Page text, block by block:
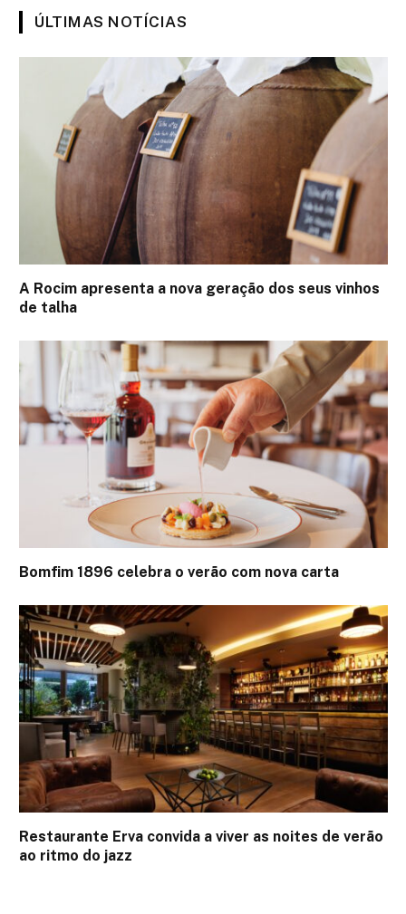
ÚLTIMAS NOTÍCIAS
A Rocim apresenta a nova geração dos seus vinhos
de talha
Bomfim 1896 celebra o verão com nova carta
Restaurante Erva convida a viver as noites de verão
ao ritmo do jazz